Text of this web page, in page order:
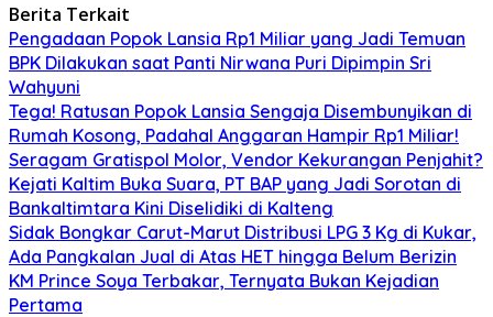
Berita Terkait
Pengadaan Popok Lansia Rp1 Miliar yang Jadi Temuan
BPK Dilakukan saat Panti Nirwana Puri Dipimpin Sri
Wahyuni
Tega! Ratusan Popok Lansia Sengaja Disembunyikan di
Rumah Kosong, Padahal Anggaran Hampir Rp1 Miliar!
Seragam Gratispol Molor, Vendor Kekurangan Penjahit?
Kejati Kaltim Buka Suara, PT BAP yang Jadi Sorotan di
Bankaltimtara Kini Diselidiki di Kalteng
Sidak Bongkar Carut-Marut Distribusi LPG 3 Kg di Kukar,
Ada Pangkalan Jual di Atas HET hingga Belum Berizin
KM Prince Soya Terbakar, Ternyata Bukan Kejadian
Pertama